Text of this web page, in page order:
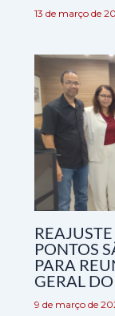
13 de março de
PONTOS
PARA
GERAL
9 de março de